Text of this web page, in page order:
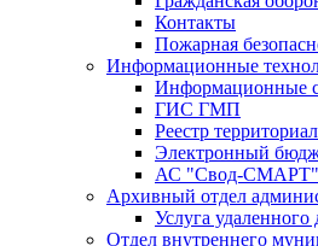
Контакты
Пожарная
Информационные
Информационные
ГИС ГМП
Реестр
Электронный
АС "Свод-СМАРТ"
Архивный отдел
Услуга
Отдел внутреннего